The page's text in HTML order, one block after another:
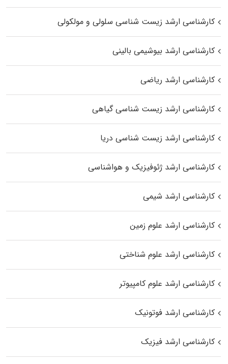
کارشناسی ارشد زیست شناسی سلولی و مولکولی
کارشناسی ارشد بیوشیمی بالینی
کارشناسی ارشد ریاضی
کارشناسی ارشد زیست‌ شناسی گیاهی
کارشناسی ارشد زیست‌ شناسی دریا
کارشناسی ارشد ژئوفیزیک و هواشناسی
کارشناسی ارشد شیمی
کارشناسی ارشد علوم زمین
کارشناسی ارشد علوم شناختی
کارشناسی ارشد علوم کامپیوتر
کارشناسی ارشد فوتونیک
کارشناسی ارشد فیزیک